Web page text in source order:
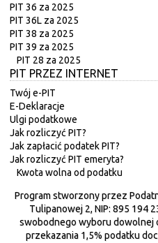
PIT 36 za 2025
PIT 36L za 2025
PIT 38 za 2025
PIT 39 za 2025
PIT 28 za 2025
PIT PRZEZ INTERNET
Twój e-PIT
E-Deklaracje
Ulgi podatkowe
Jak rozliczyć PIT?
Jak zapłacić podatek PIT?
Jak rozliczyć PIT emeryta?
Kwota wolna od podatku
Program stworzony przez
Tulipanowej 2, NIP: 895 194
swobodnego wyboru dowolnej
przekazania 1,5% podatku